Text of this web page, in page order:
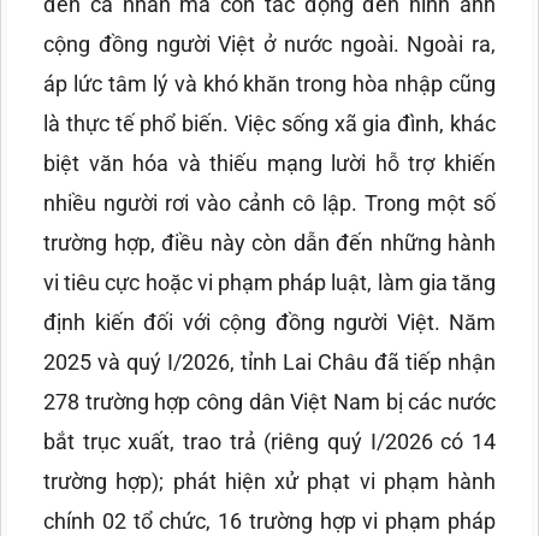
cộng đồng người Việt ở nước ngoài. Ngoài ra,
áp lức tâm lý và khó khăn trong hòa nhập cũng
là thực tế phổ biến. Việc sống xã gia đình, khác
biệt văn hóa và thiếu mạng lười hỗ trợ khiến
nhiều người rơi vào cảnh cô lập. Trong một số
trường hợp, điều này còn dẫn đến những hành
vi tiêu cực hoặc vi phạm pháp luật, làm gia tăng
định kiến đối với cộng đồng người Việt. Năm
2025 và quý I/2026, tỉnh Lai Châu đã tiếp nhận
278 trường hợp công dân Việt Nam bị các nước
bắt trục xuất, trao trả (riêng quý I/2026 có 14
trường hợp); phát hiện xử phạt vi phạm hành
chính 02 tổ chức, 16 trường hợp vi phạm pháp